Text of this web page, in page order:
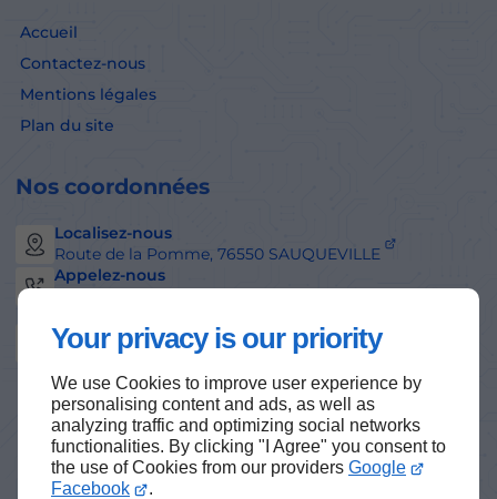
Your privacy is our priority
We use Cookies to improve user experience by
personalising content and ads, as well as
analyzing traffic and optimizing social networks
functionalities. By clicking "I Agree" you consent to
the use of Cookies from our providers Google
Facebook
.
Accueil
Contactez-nous
Mentions légales
Plan du site
Nos coordonnées
Localisez-nous
Route de la Pomme, 76550 SAUQUEVILLE
Appelez-nous
Lun - Ven :
08h00 - 12h00 / 13h30 - 17h30
Haut de page